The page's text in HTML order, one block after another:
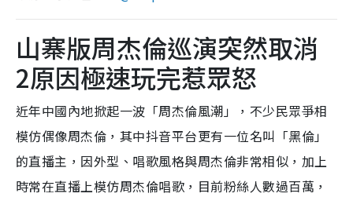
山寨版周杰倫巡演突然取消
2原因極速玩完惹眾怒
近年中國內地掀起一波「周杰倫風潮」，不少民眾爭相
模仿偶像周杰倫，其中抖音平台更有一位名叫「黑倫」
的直播主，因外型、唱歌風格與周杰倫非常相似，加上
時常在直播上模仿周杰倫唱歌，目前粉絲人數過百萬，